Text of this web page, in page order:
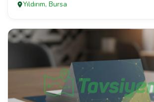
Yıldırım, Bursa